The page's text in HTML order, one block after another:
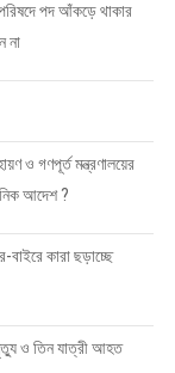
পরিষদে পদ আঁকড়ে থাকার
না
ও গণপূর্ত মন্ত্রণালয়ের
আদেশ ?
কারা ছড়াচ্ছে
ও তিন যাত্রী আহত